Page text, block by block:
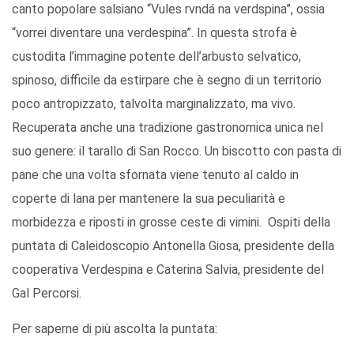
canto popolare salsiano “Vules rvndá na verdspina”, ossia
“vorrei diventare una verdespina”. In questa strofa è
custodita l’immagine potente dell’arbusto selvatico,
spinoso, difficile da estirpare che è segno di un territorio
poco antropizzato, talvolta marginalizzato, ma vivo.
Recuperata anche una tradizione gastronomica unica nel
suo genere: il tarallo di San Rocco. Un biscotto con pasta di
pane che una volta sfornata viene tenuto al caldo in
coperte di lana per mantenere la sua peculiarità e
morbidezza e riposti in grosse ceste di vimini. Ospiti della
puntata di Caleidoscopio Antonella Giosa, presidente della
cooperativa Verdespina e Caterina Salvia, presidente del
Gal Percorsi.
Per saperne di più ascolta la puntata: